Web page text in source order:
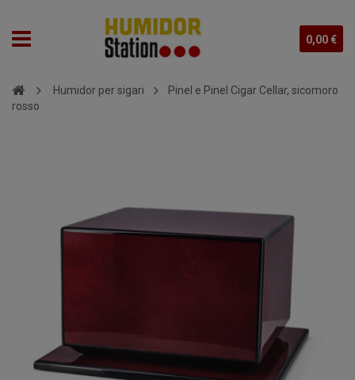
0,00 €
Humidor per sigari
Pinel e Pinel Cigar Cellar, sicomoro
rosso